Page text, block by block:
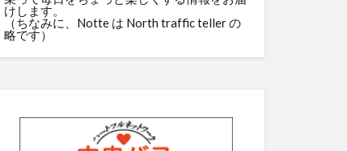
けします。
（ちなみに、Notte は North traffic teller の
略です）